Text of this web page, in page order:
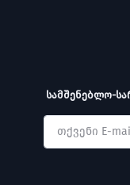
სამშენებლო-